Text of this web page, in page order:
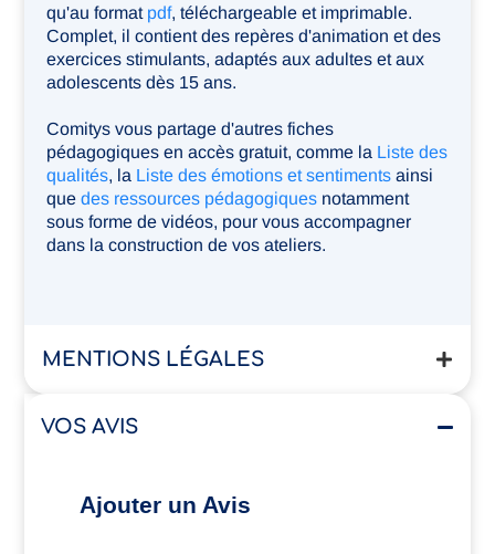
qu'au format pdf, téléchargeable et imprimable.
Complet, il contient des repères d'animation et des
exercices stimulants, adaptés aux adultes et aux
adolescents dès 15 ans.
Comitys vous partage d'autres fiches
pédagogiques en accès gratuit, comme la Liste des
qualités, la Liste des émotions et sentiments ainsi
quedes ressources pédagogiques notamment
sous forme de vidéos, pour vous accompagner
dans la construction de vos ateliers.
MENTIONS LÉGALES
VOS AVIS
Ajouter un Avis